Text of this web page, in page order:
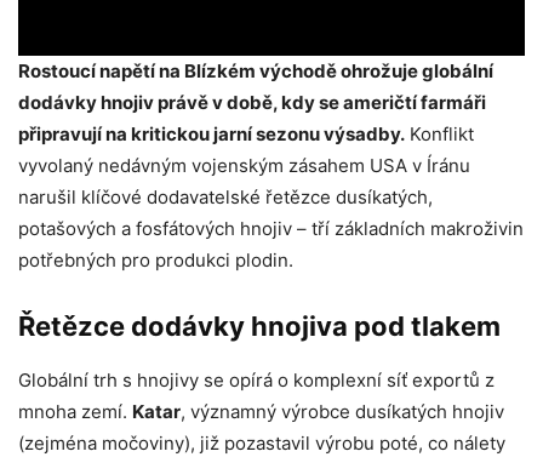
Rostoucí napětí na Blízkém východě ohrožuje globální
dodávky hnojiv právě v době, kdy se američtí farmáři
připravují na kritickou jarní sezonu výsadby. Konflikt
vyvolaný nedávným vojenským zásahem USA v Íránu
narušil klíčové dodavatelské řetězce dusíkatých,
potašových a fosfátových hnojiv – tří základních makroživin
potřebných pro produkci plodin.
Řetězce dodávky hnojiva pod tlakem
Globální trh s hnojivy se opírá o komplexní síť exportů z
mnoha zemí. Katar, významný výrobce dusíkatých hnojiv
(zejména močoviny), již pozastavil výrobu poté, co nálety